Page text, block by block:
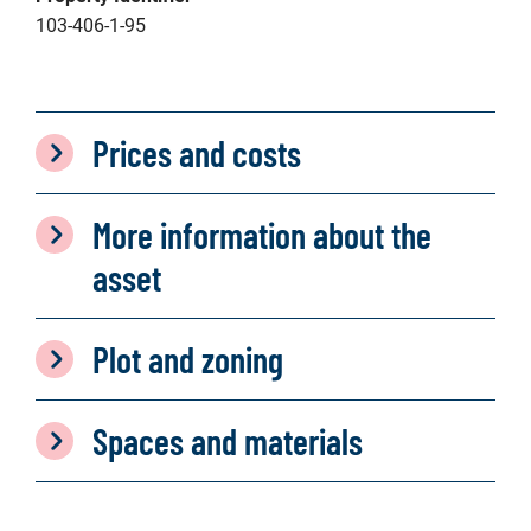
103-406-1-95
Prices and costs
More information about the
asset
Plot and zoning
Spaces and materials